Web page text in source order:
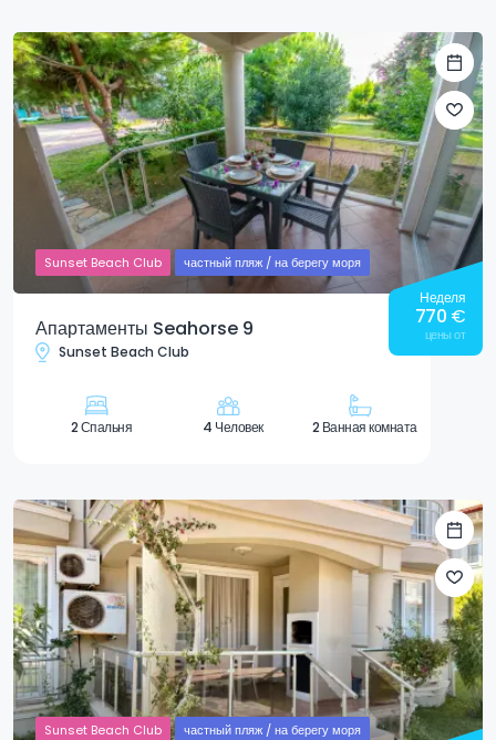
Sunset Beach Club частный пляж / на берегу моря
Апартаменты Seahorse 9
Sunset Beach Club
Неделя
770 €
цены от
2 Спальня 4 Человек 2 Ванная комната
Sunset Beach Club частный пляж / на берегу моря